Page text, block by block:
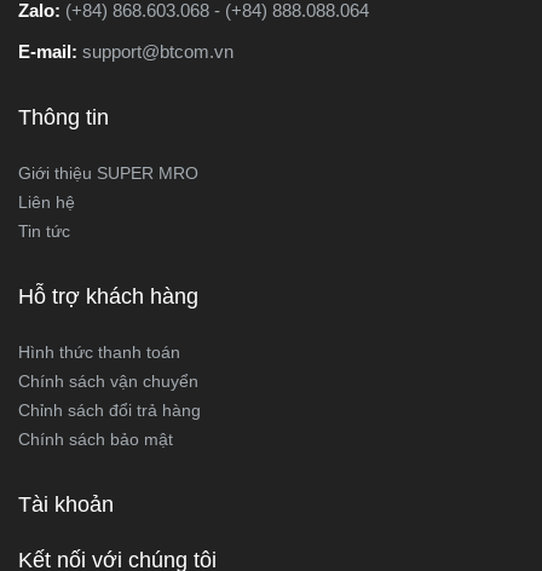
Zalo: (+84) 868.603.068 - (+84) 888.088.064
E-mail: support@btcom.vn
Thông tin
Giới thiệu SUPER MRO
Liên hệ
Tin tức
Hỗ trợ khách hàng
Hình thức thanh toán
Chính sách vận chuyển
Chỉnh sách đổi trả hàng
Chính sách bảo mật
Tài khoản
Kết nối với chúng tôi